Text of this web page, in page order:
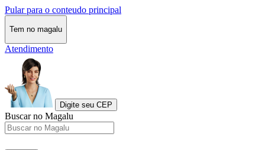
Pular para o conteudo principal
Tem no magalu
Atendimento
Digite seu CEP
Buscar no Magalu